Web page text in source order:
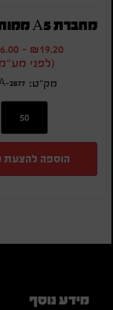
₪19.20
-
(לפני
2877
הוספה להצעת
מידע נוסף